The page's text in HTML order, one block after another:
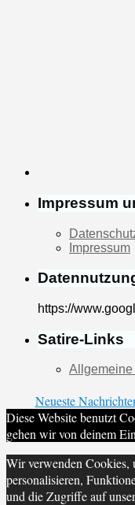
Impressum
Impressum
https://
Satire-Links
Neueste
Diese Website benutzt
gehen wir von deinem
Wir verwenden Cookies,
personalisieren,
und die Zugriffe auf